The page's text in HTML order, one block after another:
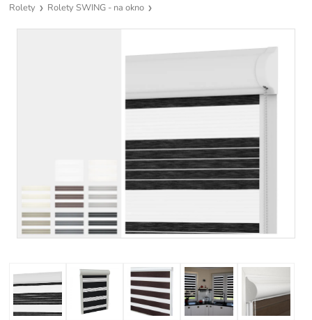
Rolety Rolety SWING - na okno